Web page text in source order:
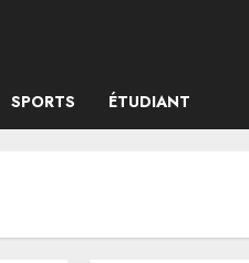
SPORTS ÉTUDIANT